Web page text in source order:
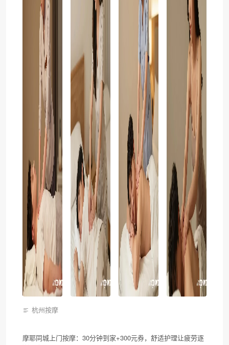
杭州按摩
摩耶同城上门按摩：30分钟到家+300元券，舒适护理让疲劳逐